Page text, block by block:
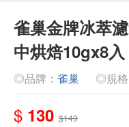
雀巢金牌冰萃
中烘焙10gx8入
◎品牌： 雀巢 ◎規格
$ 130 $149